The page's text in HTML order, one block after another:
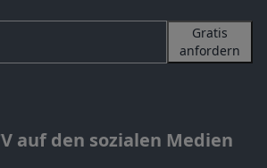
Gratis
anfordern
auf den sozialen Medien